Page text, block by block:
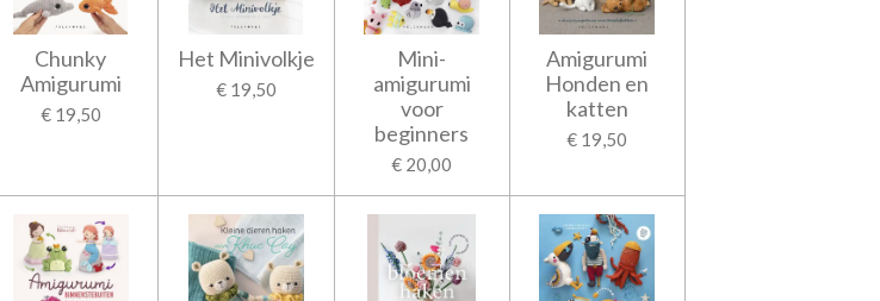
Chunky
Amigurumi
€ 19,50
Het Minivolkje
€ 19,50
Mini-
amigurumi
voor
beginners
€ 20,00
Amigurumi
Honden en
katten
€ 19,50